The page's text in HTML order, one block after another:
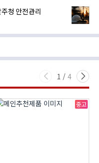
청 안전관리
1 / 4
중고